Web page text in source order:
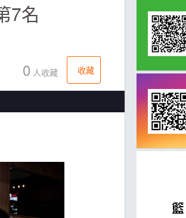
籃球聯盟
TYGS籃球聯盟
SBC輔大超級盃
ELITE週日籃球聯盟
TBSL高中乙組小聯盟
League
屏東國民聯盟
7名
0 人收藏 收藏